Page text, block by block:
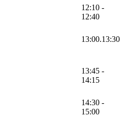
12:10 -
12:40
13:00.13:30
13:45 -
14:15
14:30 -
15:00